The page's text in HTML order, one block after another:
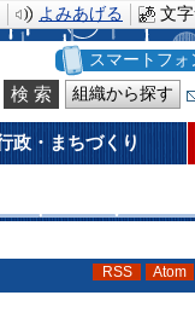
文
よみあげる
スマートフォ
組織から探す
政・まちづくり
RSS Atom